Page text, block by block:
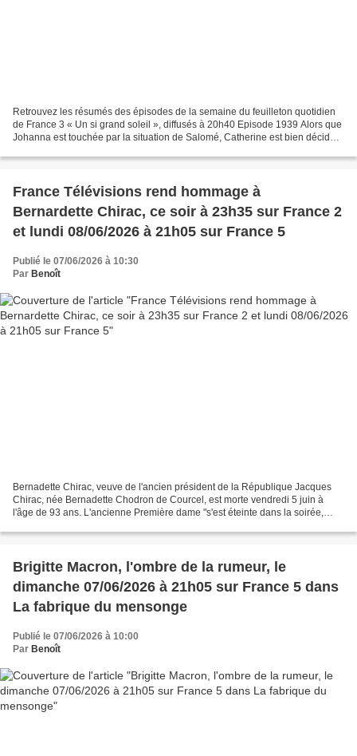
Retrouvez les résumés des épisodes de la semaine du feuilleton quotidien
de France 3 « Un si grand soleil », diffusés à 20h40 Episode 1939 Alors que
Johanna est touchée par la situation de Salomé, Catherine est bien décidée
France Télévisions rend hommage à
Bernardette Chirac, ce soir à 23h35 sur France 2
et lundi 08/06/2026 à 21h05 sur France 5
Publié le 07/06/2026 à 10:30
Par Benoît
Bernadette Chirac, veuve de l'ancien président de la République Jacques
Chirac, née Bernadette Chodron de Courcel, est morte vendredi 5 juin à
l'âge de 93 ans. L'ancienne Première dame "s'est éteinte dans la soirée,
Brigitte Macron, l'ombre de la rumeur, le
dimanche 07/06/2026 à 21h05 sur France 5 dans
La fabrique du mensonge
Publié le 07/06/2026 à 10:00
Par Benoît